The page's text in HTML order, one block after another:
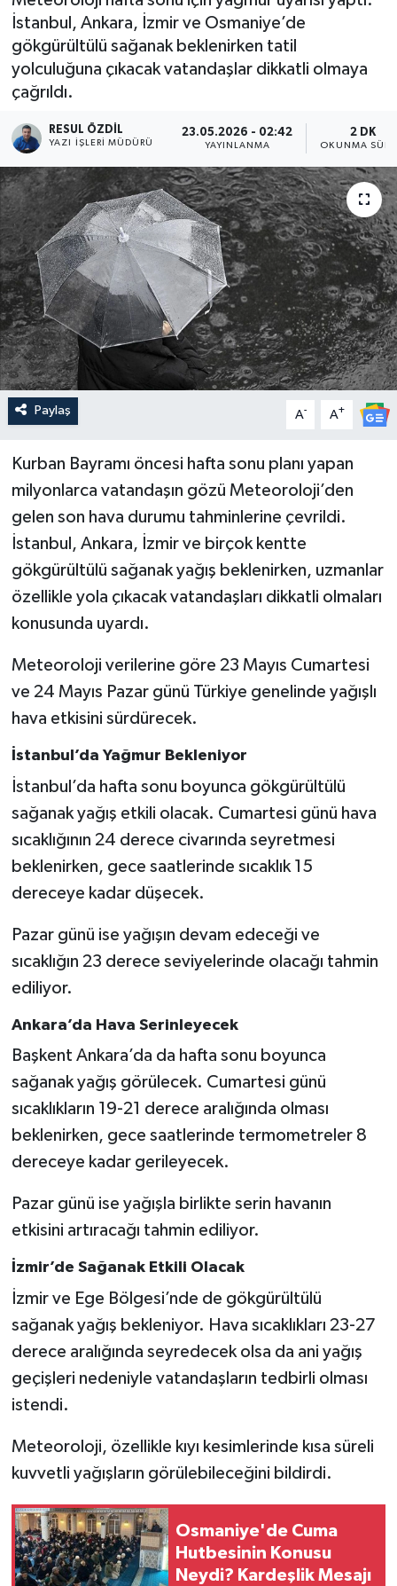
İstanbul, Ankara, İzmir ve Osmaniye’de
gökgürültülü sağanak beklenirken tatil
yolculuğuna çıkacak vatandaşlar dikkatli olmaya
çağrıldı.
RESUL ÖZDIL
YAZI İŞLERI MÜDÜRÜ
23.05.2026 - 02:42
YAYINLANMA
2 DK
OKUNMA
Paylaş A- A+
Kurban Bayramı öncesi hafta sonu planı yapan
milyonlarca vatandaşın gözü Meteoroloji’den
gelen son hava durumu tahminlerine çevrildi.
İstanbul, Ankara, İzmir ve birçok kentte
gökgürültülü sağanak yağış beklenirken, uzmanlar
özellikle yola çıkacak vatandaşları dikkatli olmaları
konusunda uyardı.
Meteoroloji verilerine göre 23 Mayıs Cumartesi
ve 24 Mayıs Pazar günü Türkiye genelinde yağışlı
hava etkisini sürdürecek.
İstanbul’da Yağmur Bekleniyor
İstanbul’da hafta sonu boyunca gökgürültülü
sağanak yağış etkili olacak. Cumartesi günü hava
sıcaklığının 24 derece civarında seyretmesi
beklenirken, gece saatlerinde sıcaklık 15
dereceye kadar düşecek.
Pazar günü ise yağışın devam edeceği ve
sıcaklığın 23 derece seviyelerinde olacağı tahmin
ediliyor.
Ankara’da Hava Serinleyecek
Başkent Ankara’da da hafta sonu boyunca
sağanak yağış görülecek. Cumartesi günü
sıcaklıkların 19-21 derece aralığında olması
beklenirken, gece saatlerinde termometreler 8
dereceye kadar gerileyecek.
Pazar günü ise yağışla birlikte serin havanın
etkisini artıracağı tahmin ediliyor.
İzmir’de Sağanak Etkili Olacak
İzmir ve Ege Bölgesi’nde de gökgürültülü
sağanak yağış bekleniyor. Hava sıcaklıkları 23-27
derece aralığında seyredecek olsa da ani yağış
geçişleri nedeniyle vatandaşların tedbirli olması
istendi.
Meteoroloji, özellikle kıyı kesimlerinde kısa süreli
kuvvetli yağışların görülebileceğini bildirdi.
Osmaniye'de Cuma
Hutbesinin Konusu
Neydi? Kardeşlik Mesajı